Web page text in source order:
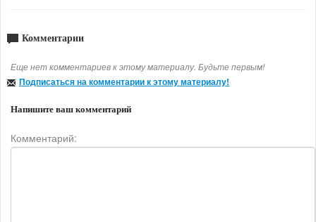
Комментарии
Еще нет комментариев к этому материалу. Будьте первым!
Подписаться на комментарии к этому материалу!
Напишите ваш комментарий
Комментарий: